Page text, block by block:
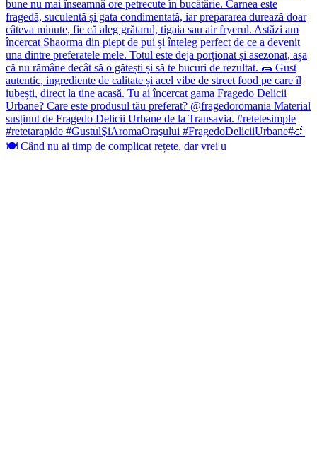
🍽️ Când nu ai timp de complicat rețete, dar vrei u